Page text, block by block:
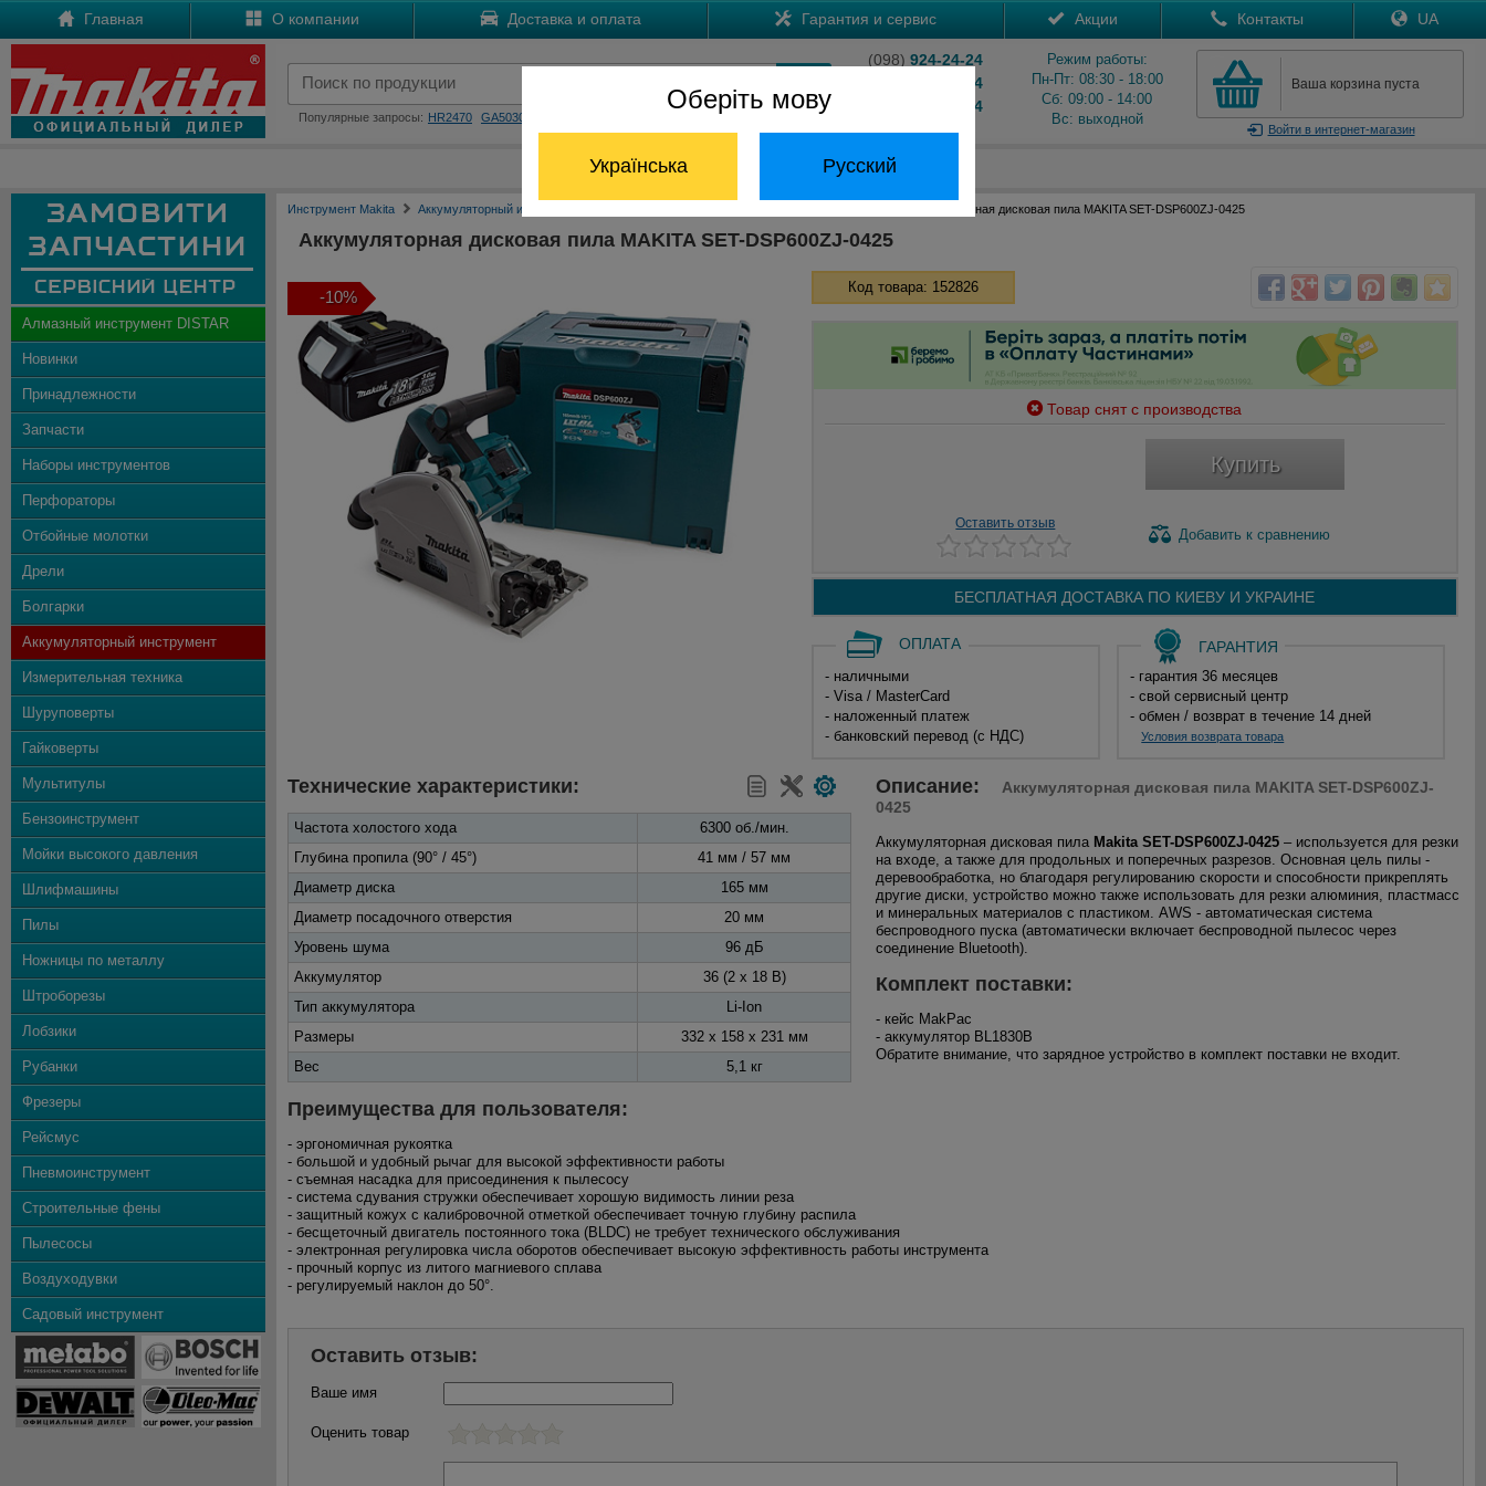
Оберіть мову
Українська Русский
Главная О компании Доставка и оплата Гарантия и сервис Акции Контакты UA
Популярные запросы: HR2470 GA5030
(098) 924-24-24
204-24-24
824-24-24
Режим работы:
Пн-Пт: 08:30 - 18:00
Сб: 09:00 - 14:00
Вс: выходной
Ваша корзина пуста
Войтив интернет-магазин
Отдел запчастей: (068) 824-24-24
Алмазный инструмент DISTAR
Новинки
Принадлежности
Запчасти
Наборы инструментов
Перфораторы
Отбойные молотки
Дрели
Болгарки
Аккумуляторный инструмент
Измерительная техника
Шуруповерты
Гайковерты
Мультитулы
Бензоинструмент
Мойки высокого давления
Шлифмашины
Пилы
Ножницы по металлу
Штроборезы
Лобзики
Рубанки
Фрезеры
Рейсмус
Пневмоинструмент
Строительные фены
Пылесосы
Воздуходувки
Садовый инструмент
Инструмент Makita Аккумуляторный инструмент Макита Аккумуляторная дисковая пила MAKITA SET-DSP600ZJ-0425
Аккумуляторная дисковая пила MAKITA SET-DSP600ZJ-0425
-10%
Код товара: 152826
Товар снят с производства
Купить
Оставить отзыв
Добавить к сравнению
БЕСПЛАТНАЯ ДОСТАВКА ПО КИЕВУ И УКРАИНЕ
ОПЛАТА
- наличными
- Visa / MasterCard
- наложенный платеж
- банковский перевод (с НДС)
ГАРАНТИЯ
- гарантия 36 месяцев
- свой сервисный центр
- обмен / возврат в течение 14 дней
Условия возврата товара
Технические характеристики:
Частота холостого хода
6300 об./мин.
Глубина пропила (90° / 45°)
41 мм / 57 мм
Диаметр диска
165 мм
Диаметр посадочного отверстия
20 мм
Уровень шума
96 дБ
Аккумулятор
36 (2 х 18 В)
Тип аккумулятора
Li-Ion
Размеры
332 x 158 x 231 мм
Вес
5,1 кг
Описание:
Аккумуляторная дисковая пила MAKITA SET-DSP600ZJ-
0425
Аккумуляторная дисковая пила Makita SET-DSP600ZJ-0425 – используется для резки
на входе, а также для продольных и поперечных разрезов. Основная цель пилы -
деревообработка, но благодаря регулированию скорости и способности прикреплять
другие диски, устройство можно также использовать для резки алюминия, пластмасс
и минеральных материалов с пластиком. AWS - автоматическая система
беспроводного пуска (автоматически включает беспроводной пылесос через
соединение Bluetooth).
Комплект поставки:
- кейс MakPac
- аккумулятор BL1830B
Обратите внимание, что зарядное устройство в комплект поставки не входит.
Преимущества для пользователя:
- эргономичная рукоятка
- большой и удобный рычаг для высокой эффективности работы
- съемная насадка для присоединения к пылесосу
- система сдувания стружки обеспечивает хорошую видимость линии реза
- защитный кожух с калибровочной отметкой обеспечивает точную глубину распила
- бесщеточный двигатель постоянного тока (BLDC) не требует технического обслуживания
- электронная регулировка числа оборотов обеспечивает высокую эффективность работы инструмента
- прочный корпус из литого магниевого сплава
- регулируемый наклон до 50°.
Оставить отзыв:
Ваше имя
Оценить товар